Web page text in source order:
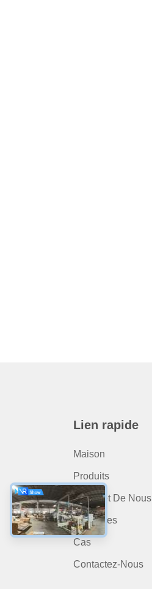
Lien rapide
Maison
Produits
Au Sujet De Nous
Nouvelles
Cas
Contactez-Nous